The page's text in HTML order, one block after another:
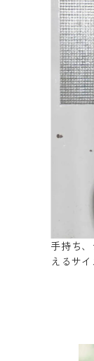
手持ち
えるサイ